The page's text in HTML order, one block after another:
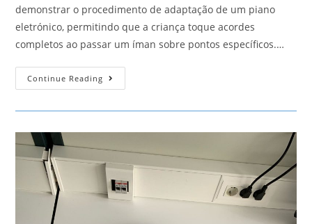
demonstrar o procedimento de adaptação de um piano
eletrónico, permitindo que a criança toque acordes
completos ao passar um íman sobre pontos específicos.…
Continue Reading Piano
Ben